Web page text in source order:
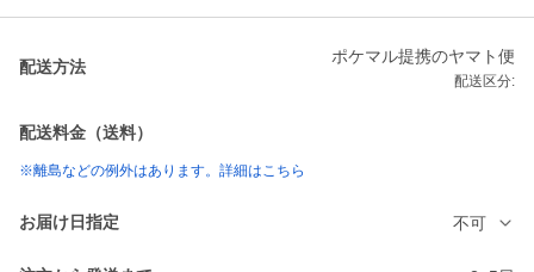
配送方法
ポケマル提携のヤマト便
配送区分:
配送料金（送料）
※離島などの例外はあります。詳細はこちら
お届け日指定 不可